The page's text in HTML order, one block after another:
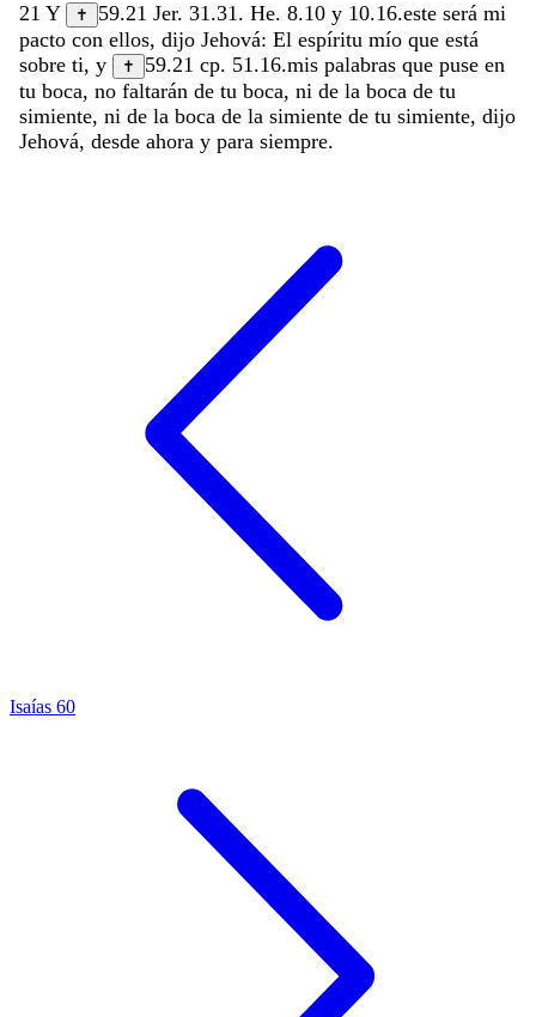
21 Y ✝ 59.21 Jer. 31.31. He. 8.10 y 10.16.este será mi
pacto con ellos, dijo Jehová: El espíritu mío que está
sobre ti, y ✝ 59.21 cp. 51.16.mis palabras que puse en
tu boca, no faltarán de tu boca, ni de la boca de tu
simiente, ni de la boca de la simiente de tu simiente, dijo
Jehová, desde ahora y para siempre.
Isaías 60